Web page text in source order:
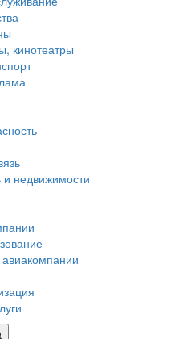
кинотеатры
недвижимости
авиакомпании